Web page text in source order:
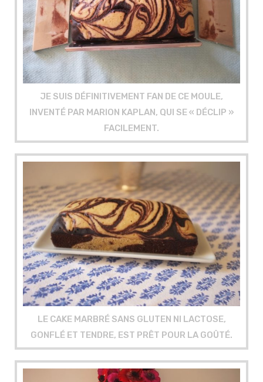
JE SUIS DÉFINITIVEMENT FAN DE CE MOULE,
INVENTÉ PAR MARION KAPLAN, QUI SE « DÉCLIP »
FACILEMENT.
LE CAKE MARBRÉ SANS GLUTEN NI LACTOSE,
GONFLÉ ET TENDRE, EST PRÊT POUR LA GOÛTÉ.